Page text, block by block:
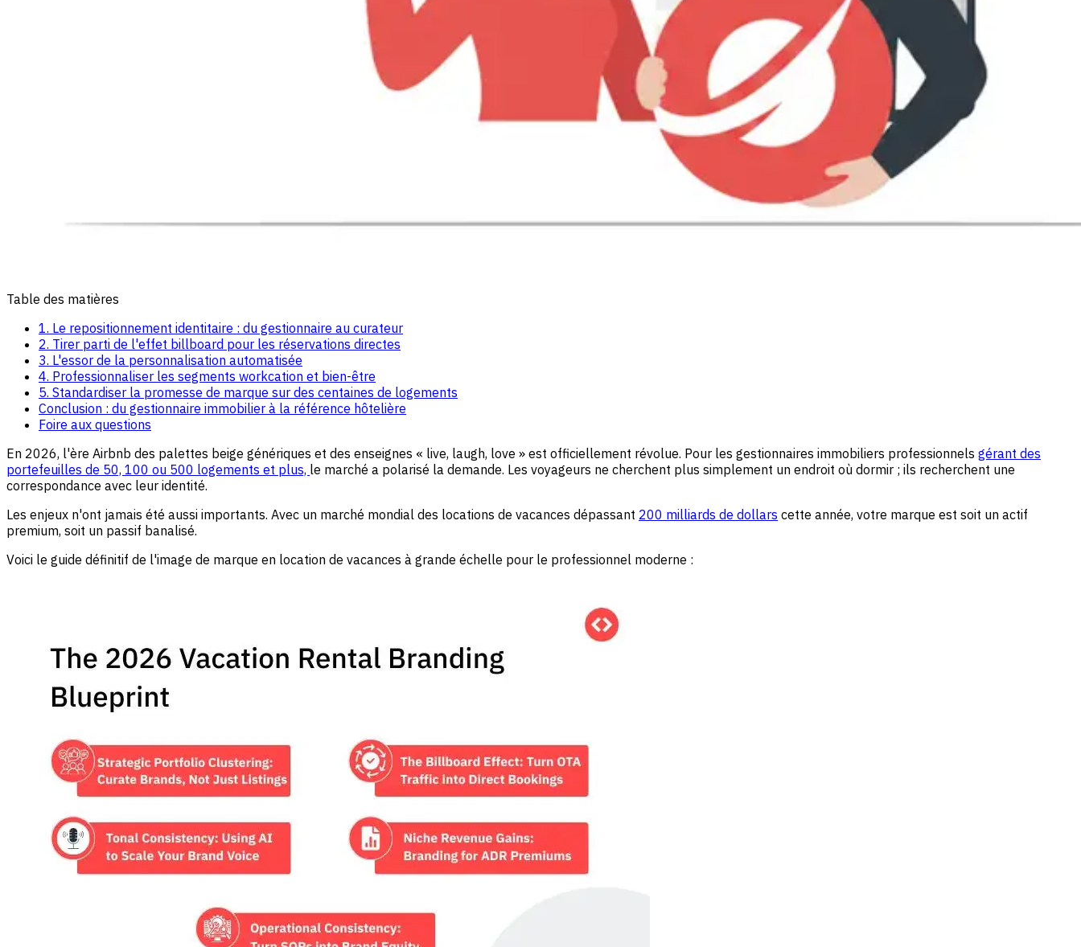
Table des matières
1. Le repositionnement identitaire : du gestionnaire au curateur
2. Tirer parti de l'effet billboard pour les réservations directes
3. L'essor de la personnalisation automatisée
4. Professionnaliser les segments workcation et bien-être
5. Standardiser la promesse de marque sur des centaines de logements
Conclusion : du gestionnaire immobilier à la référence hôtelière
Foire aux questions
En 2026, l'ère Airbnb des palettes beige génériques et des enseignes « live, laugh, love » est officiellement révolue. Pour les gestionnaires immobiliers professionnels gérant des
portefeuilles de 50, 100 ou 500 logements et plus, le marché a polarisé la demande. Les voyageurs ne cherchent plus simplement un endroit où dormir ; ils recherchent une
correspondance avec leur identité.
Les enjeux n'ont jamais été aussi importants. Avec un marché mondial des locations de vacances dépassant 200 milliards de dollars cette année, votre marque est soit un actif
premium, soit un passif banalisé.
Voici le guide définitif de l'image de marque en location de vacances à grande échelle pour le professionnel moderne :